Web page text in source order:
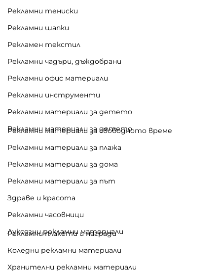
Рекламни тениски
Рекламни шапки
Рекламен текстил
Рекламни чадъри, дъждобрани
Рекламни офис материали
Рекламни инструменти
Рекламни материали за детето
Рекламни материали за детето
Рекламни материали за свободното време
Рекламни материали за плажа
Рекламни материали за дома
Рекламни материали за път
Здраве и красота
Рекламни часовници
Луксозни рекламни материали
Рекламни плакети и награди
Коледни рекламни материали
Хранителни рекламни материали